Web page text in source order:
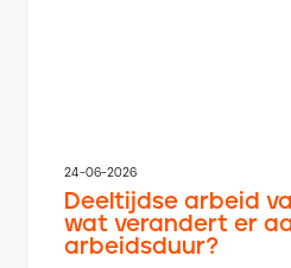
24-06-2026
Deeltijdse arbeid
wat verandert er
arbeidsduur?